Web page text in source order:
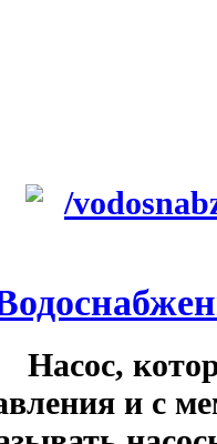
Насос,
и с